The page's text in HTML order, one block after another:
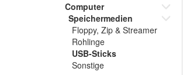
Computer
Speichermedien
Floppy, Zip & Streamer
Rohlinge
USB-Sticks
Sonstige